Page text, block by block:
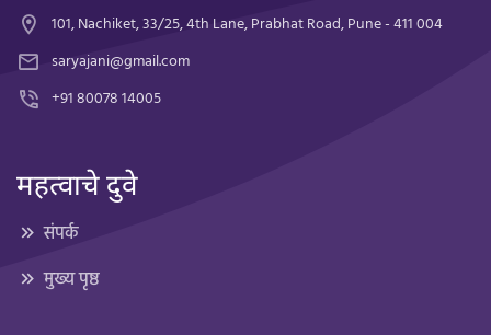
101, Nachiket, 33/25, 4th Lane, Prabhat Road, Pune - 411 004
saryajani@gmail.com
+91 80078 14005
महत्वाचे दुवे
संपर्क
मुख्य पृष्ठ